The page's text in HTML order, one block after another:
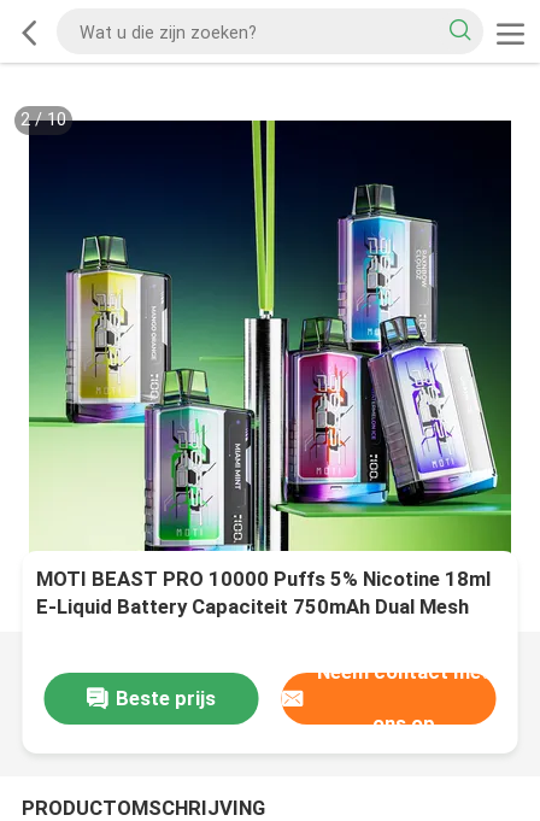
2/10
MOTI BEAST PRO 10000 Puffs 5% Nicotine 18ml
E-Liquid Battery Capaciteit 750mAh Dual Mesh
Beste prijs
Neem contact met
ons op
PRODUCTOMSCHRIJVING